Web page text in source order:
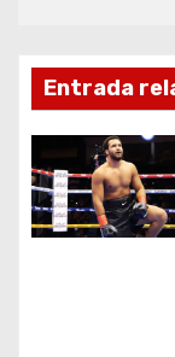
i
ó
n
d
Entrada